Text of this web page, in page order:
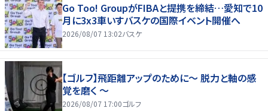
Go Too! GroupがFIBAと提携を締結…愛知で10
月に3x3車いすバスケの国際イベント開催へ
2026/08/07 13:02バスケ
【ゴルフ】飛距離アップのために～ 脱力と軸の感
覚を磨く ～
2026/08/07 17:00ゴルフ